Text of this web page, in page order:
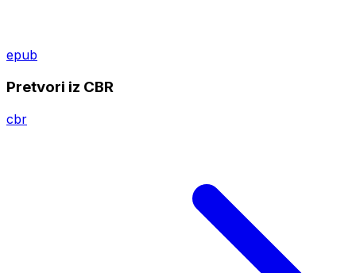
epub
Pretvori iz CBR
cbr